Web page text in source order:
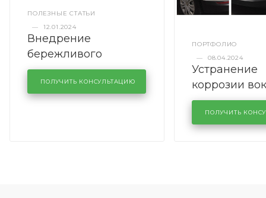
ПОЛЕЗНЫЕ СТАТЬИ
—
12.01.2024
Внедрение
бережливого
производства в
кузовном сервисе
KUTUZOVV
ПОЛУЧИТЬ КОНСУЛЬТАЦИЮ
ПОРТФОЛИО
—
08.04.2024
Устранение
коррозии
лобового
районе
Volkswagen
ПОЛУЧИТЬ